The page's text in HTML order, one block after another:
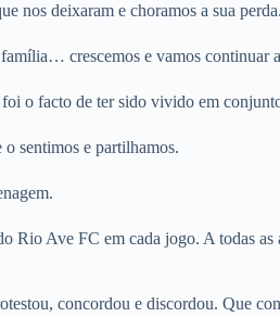
nos deixaram e choramos a sua perda.
crescemos e vamos continuar
o facto de ter sido vivido em
sentimos e partilhamos.
Ave FC em cada jogo. A todas
concordou e discordou. Que